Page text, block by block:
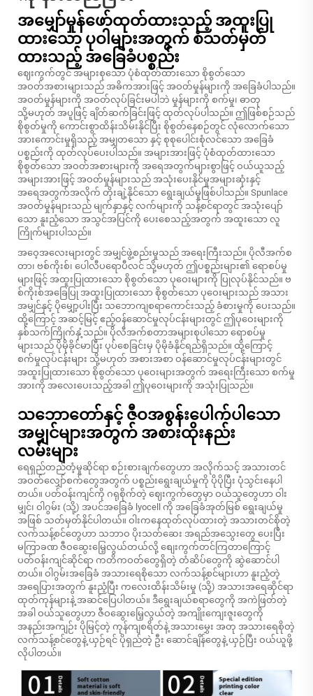
အမျှော်မှုန်ဖော်ထုတ်ထားသည့် အထူးပြု
ထားသော ပုဝါများအတွက် စံသတ်မှတ်
ထားသည့် အခြေခံပစ္စည်း
ဈေးကွက်တွင် အများစုသော ပုံစံထုတ်ထားသော စိုစွတ်သော
အဝတ်အစားများသည် အဓိကအားဖြင့် အဝတ်မှုန်များကို အခြေခံပါသည်။
အဝတ်မှုန်များကို အဝတ်လုပ်ခြင်းမပါဘဲ မှုန်များကို စက်မှု၊ ဓာတု
သို့မဟုတ် အပူဖြင့် ချိတ်ဆက်ခြင်းဖြင့် ထုတ်လုပ်ပါသည်။ ဤဖြစ်စဉ်သည်
စိုစွတ်မှုကို ကောင်းစွာထိန်းသိမ်းနိုင်ပြီး စိုစွတ်နေစဉ်တွင် လုံလောက်သော
အားကောင်းမှုရှိသည့် အမျှတသော နှင့် စုစုပေါင်းစုံလင်သော အခြေခံ
ပစ္စည်းကို ထုတ်လုပ်ပေးပါသည်။ အများအားဖြင့် ပုံစံထုတ်ထားသော
စိုစွတ်သော အဝတ်အစားများကို အရေအတွက်များစွာဖြင့် ဝယ်ယူသည့်
အများအားဖြင့် အဝတ်မှုန်များသည် အသုံးပေးနိုင်မှုအများဆုံးနှင့်
အရေအတွက်အလိုက် တိုးချဲ့နိုင်သော ရွေးချယ်မှုဖြစ်ပါသည်။ Spunlace
အဝတ်မှုန်များသည် မျက်နှာနှင့် လက်များကို သန့်စင်ရာတွင် အသုံးပျော်
သော နူးညံ့သော အသွင်အပြင်ကို ပေးစေသည့်အတွက် အထူးသော လူ
ကြိုက်များပါသည်။
အဝေ့အလေးများတွင် အမျှင်ဖွဲ့စည်းမှုသည် အရေးကြီးသည်။ ပိုလီအက်စ
တာ၊ ဗစ်ကိုးစ်၊ ပေါလီပရောပီလင် သို့မဟုတ် ဤပစ္စည်းများ၏ ရောစပ်မှု
များဖြင့် အထူးပြုထားသော စိုစွတ်သော ပုဝေးများကို ပြုလုပ်နိုင်သည်။ ဗ
စ်ကိုးစ်အခြေပြု အထူးပြုထားသော စိုစွတ်သော ပုဝေးများသည် အသား
အမျှင်နှင့် ပိုမျှော့ပါးပြီး သဘောကျစရာကောင်းသည့် ခံစားမှုကို ပေးသည်။
ထို့ကြောင့် အဆင့်မြင့် ဧည့်ဝန်ဆောင်မှုလုပ်ငန်းများတွင် ဤပုဝေးများကို
နှစ်သက်ကြိုက်နှံ့သည်။ ပိုလီအက်စတာအများစုပါသော ရောစပ်မှု
များသည် ပိုမိုခိုင်မာပြီး ပုပ်စေခြင်းမှ ပိုမိုခံနိုင်ရည်ရှိသည်။ ထို့ကြောင့်
စက်မှုလုပ်ငန်းများ သို့မဟုတ် အစားအစာ ဝန်ဆောင်မှုလုပ်ငန်းများတွင်
အထူးပြုထားသော စိုစွတ်သော ပုဝေးများအတွက် အရေးကြီးသော စက်မှု
အားကို အလေးပေးသည့်အခါ ဤပုဝေးများကို အသုံးပြုသည်။
သဘောတော်နှင့် ဇီဝအစွန်းပေါက်ပါသော
အမျှင်များအတွက် အစားထိုးနည်း
လမ်းများ
ရေရှည်တည်တံ့မှုဆိုင်ရာ စဉ်းစားချက်တွေဟာ အလိုက်သင့် အသားတင်
အဝတ်လျှော်စက်တွေအတွက် ပစ္စည်းရွေးချယ်မှုကို ပိုပိုပြီး ပုံသွင်းနေပါ
တယ်။ ပတ်ဝန်းကျင်ကို ဂရုစိုက်တဲ့ ဈေးကွက်တွေမှာ ဝယ်သူတွေဟာ ဝါး
မျှင်၊ ဝါဂွမ်း (သို့) အပင်အခြေခံ lyocell ကို အခြေခံအုတ်မြစ် ရွေးချယ်မှု
အဖြစ် သတ်မှတ်နိုင်ပါတယ်။ ဝါးကနေထုတ်လုပ်ထားတဲ့ အသားတင်စိုတဲ့
လက်သန့်စင်တွေဟာ သဘာဝ ပိုးသတ်ဆေး အရည်အသွေးတွေ ပေးပြီး
မကြာခဏ ဇီဝဆွေးမြေ့လွယ်တယ်လို့ စျေးကွက်တင်ကြတာကြောင့်
ပတ်ဝန်းကျင်ဆိုင်ရာ ကတိကဝတ်တွေရှိတဲ့ တံဆိပ်တွေကို ဆွဲဆောင်ပါ
တယ်။ ဝါဂွမ်းအခြေခံ အသားရေစိုသော လက်သန့်စင်များဟာ နူးညံ့တဲ့
အရေပြားအတွက် နူးညံ့ပြီး ကလေးထိန်းသိမ်းမှု (သို့) အသားအရေဆိုင်ရာ
ထုတ်ကုန်များနဲ့ အဆင်ပြေပါတယ်။ ဒီရွေးချယ်စရာတွေကို အကဲဖြတ်တဲ့
အခါ ဝယ်သူတွေဟာ ဇီဝဆွေးမြေ့လွယ်တဲ့ အကျိုးကျေးဇူးတွေကို
အနည်းအကျဉ်း ပိုမြင့်တဲ့ ကုန်ကျစရိတ်နဲ့ အသားမွှေး အတု အသားရေစိုတဲ့
လက်သန့်စင်တွေနဲ့ ယှဉ်ရင် ပိုရှည်တဲ့ ဦး ဆောင်ချိန်တွေနဲ့ ယှဉ်ပြီး ဝယ်ယူဖို့
လိုပါတယ်။